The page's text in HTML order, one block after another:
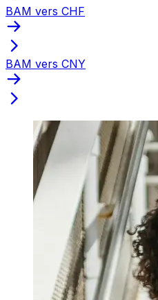
BAM vers CHF
BAM vers CNY